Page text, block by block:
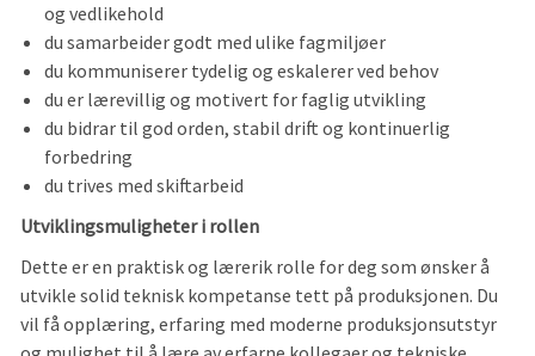
og vedlikehold
du samarbeider godt med ulike fagmiljøer
du kommuniserer tydelig og eskalerer ved behov
du er lærevillig og motivert for faglig utvikling
du bidrar til god orden, stabil drift og kontinuerlig
forbedring
du trives med skiftarbeid
Utviklingsmuligheter i rollen
Dette er en praktisk og lærerik rolle for deg som ønsker å
utvikle solid teknisk kompetanse tett på produksjonen. Du
vil få opplæring, erfaring med moderne produksjonsutstyr